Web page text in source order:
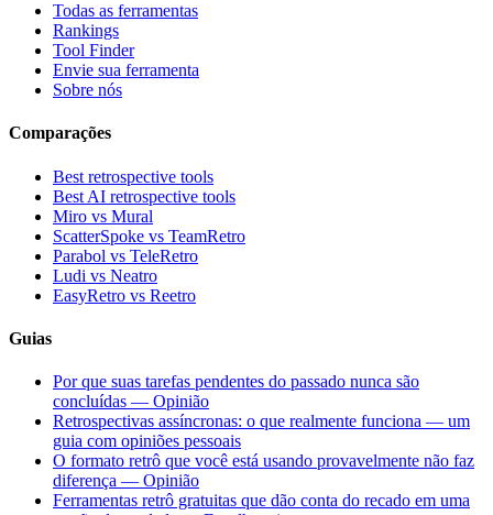
Todas as ferramentas
Rankings
Tool Finder
Envie sua ferramenta
Sobre nós
Comparações
Best retrospective tools
Best AI retrospective tools
Miro vs Mural
ScatterSpoke vs TeamRetro
Parabol vs TeleRetro
Ludi vs Neatro
EasyRetro vs Reetro
Guias
Por que suas tarefas pendentes do passado nunca são
concluídas — Opinião
Retrospectivas assíncronas: o que realmente funciona — um
guia com opiniões pessoais
O formato retrô que você está usando provavelmente não faz
diferença — Opinião
Ferramentas retrô gratuitas que dão conta do recado em uma